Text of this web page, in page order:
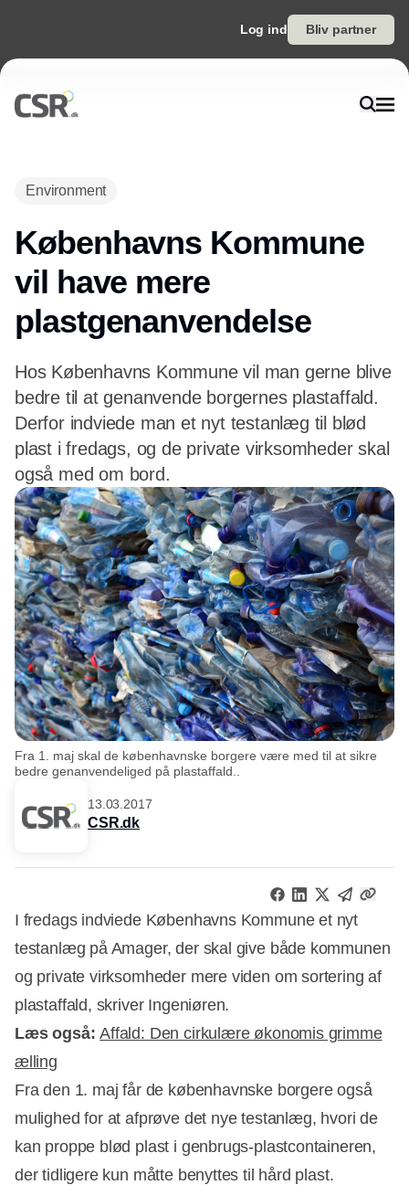
Log ind Bliv partner
Environment
Københavns Kommune
vil have mere
plastgenanvendelse
Hos Københavns Kommune vil man gerne blive
bedre til at genanvende borgernes plastaffald.
Derfor indviede man et nyt testanlæg til blød
plast i fredags, og de private virksomheder skal
også med om bord.
Fra 1. maj skal de københavnske borgere være med til at sikre
bedre genanvendeliged på plastaffald..
13.03.2017
CSR.dk
I fredags indviede Københavns Kommune et nyt
testanlæg på Amager, der skal give både kommunen
og private virksomheder mere viden om sortering af
plastaffald, skriver Ingeniøren.
Læs også: Affald: Den cirkulære økonomis grimme
ælling
Fra den 1. maj får de københavnske borgere også
mulighed for at afprøve det nye testanlæg, hvori de
kan proppe blød plast i genbrugs-plastcontaineren,
der tidligere kun måtte benyttes til hård plast.